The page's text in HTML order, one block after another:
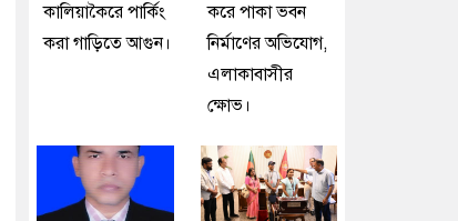
কালিয়াকৈরে পার্কিং
করা গাড়িতে আগুন।
করে পাকা ভবন
নির্মাণের অভিযোগ,
এলাকাবাসীর
ক্ষোভ।